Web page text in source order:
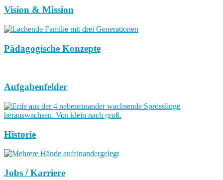
Vision & Mission
Pädagogische Konzepte
Aufgabenfelder
Historie
Jobs / Karriere